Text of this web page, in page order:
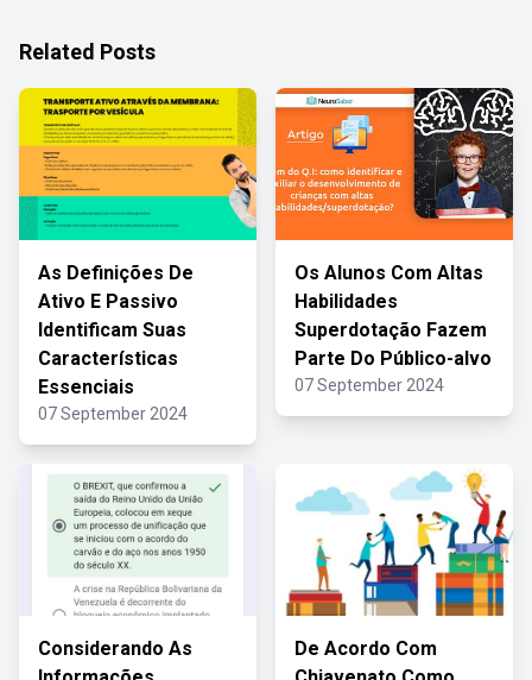
Related Posts
As Definições De
Ativo E Passivo
Identificam Suas
Características
Essenciais
07 September 2024
Os Alunos Com Altas
Habilidades
Superdotação Fazem
Parte Do Público-alvo
07 September 2024
Considerando As
De Acordo Com